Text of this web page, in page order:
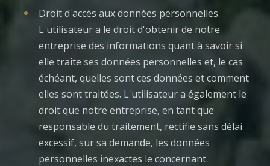
Droit d'accès aux données personnelles.
L'utilisateur a le droit d'obtenir de notre
entreprise des informations quant à savoir si
elle traite ses données personnelles et, le cas
échéant, quelles sont ces données et comment
elles sont traitées. L'utilisateur a également le
droit que notre entreprise, en tant que
responsable du traitement, rectifie sans délai
excessif, sur sa demande, les données
personnelles inexactes le concernant.